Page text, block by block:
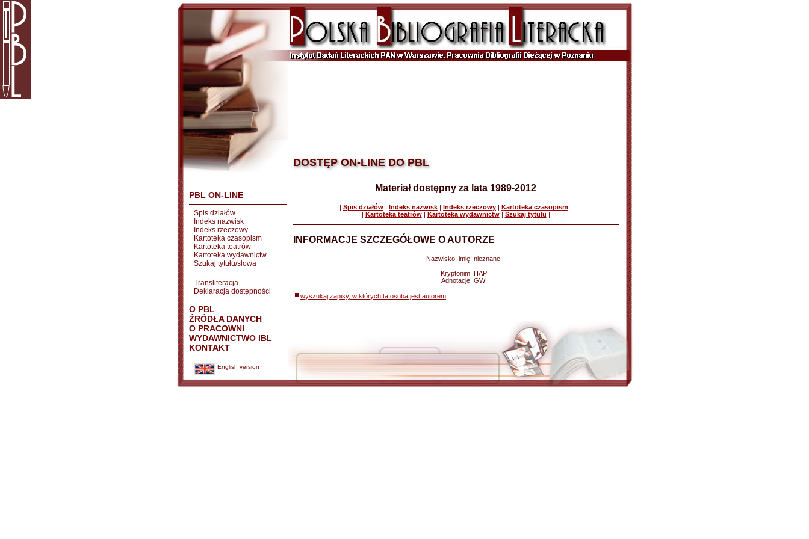
PBL ON-LINE
Spis działów
Indeks nazwisk
Indeks rzeczowy
Kartoteka czasopism
Kartoteka teatrów
Kartoteka wydawnictw
Szukaj tytułu/słowa
Transliteracja
Deklaracja dostępności
O PBL
ŹRÓDŁA DANYCH
O PRACOWNI
WYDAWNICTWO IBL
KONTAKT
English version
DOSTĘP ON-LINE DO PBL
Materiał dostępny za lata 1989-2012
| Spis działów | Indeks nazwisk | Indeks rzeczowy | Kartoteka czasopism |
| Kartoteka teatrów| Kartoteka wydawnictw| Szukaj tytułu |
INFORMACJE SZCZEGÓŁOWE O AUTORZE
Nazwisko, imię: nieznane
Kryptonim: HAP
Adnotacje: GW
wyszukaj zapisy, w których ta osoba jest autorem